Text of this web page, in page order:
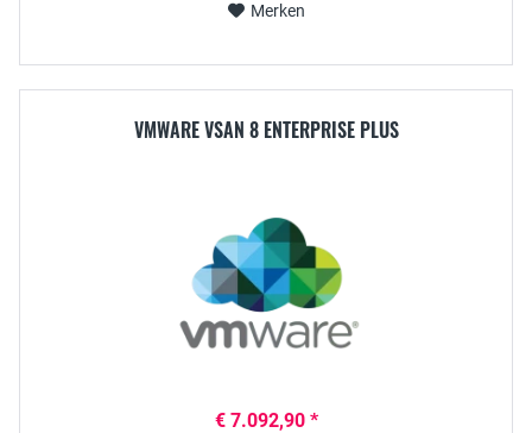
Merken
VMWARE VSAN 8 ENTERPRISE PLUS
€ 7.092,90 *